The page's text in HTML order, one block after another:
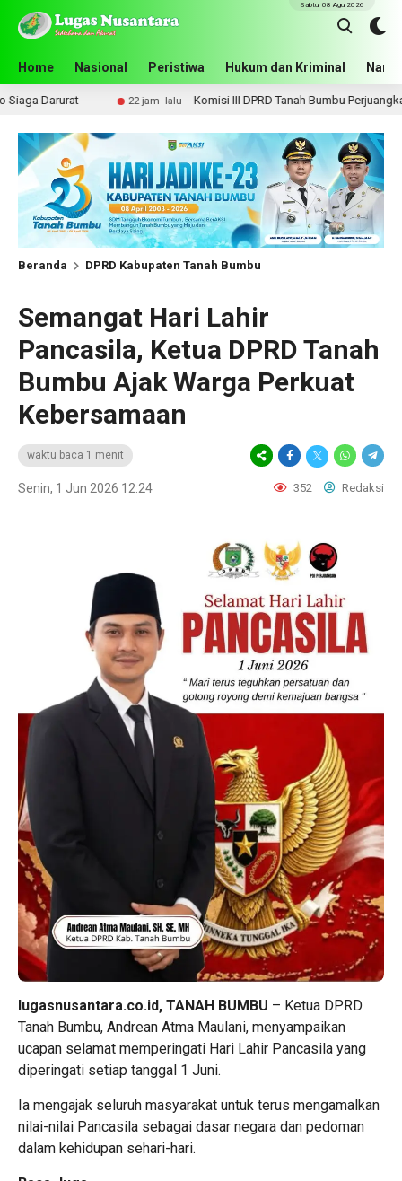
Home Nasional Peristiwa Hukum dan Kriminal
Sabtu, 08 Agu 2026
22 jam lalu Komisi III DPRD Tanah Bumbu Perjuangkan Lima
Beranda DPRD Kabupaten Tanah Bumbu
Semangat Hari Lahir
Pancasila, Ketua DPRD Tanah
Bumbu Ajak Warga Perkuat
Kebersamaan
waktu baca 1 menit
Senin, 1 Jun 2026 12:24 352 Redaksi
lugasnusantara.co.id, TANAH BUMBU – Ketua DPRD
Tanah Bumbu, Andrean Atma Maulani, menyampaikan
ucapan selamat memperingati Hari Lahir Pancasila yang
diperingati setiap tanggal 1 Juni.
Ia mengajak seluruh masyarakat untuk terus mengamalkan
nilai-nilai Pancasila sebagai dasar negara dan pedoman
dalam kehidupan sehari-hari.